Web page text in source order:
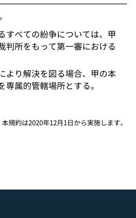
すべての紛争については、甲
判所をもって第一審における
より解決を図る場合、甲の本
専属的管轄場所とする。
本規約は2020年12月1日から実施します。